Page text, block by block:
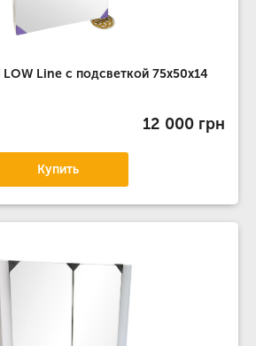
Line с подсветкой 75х50х14
12 000 грн
Купить